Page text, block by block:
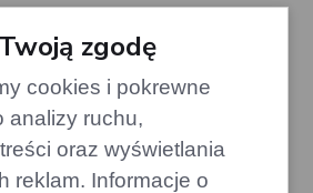
zgodę
cookies i pokrewne
analizy ruchu,
oraz wyświetlania
reklam. Informacje o